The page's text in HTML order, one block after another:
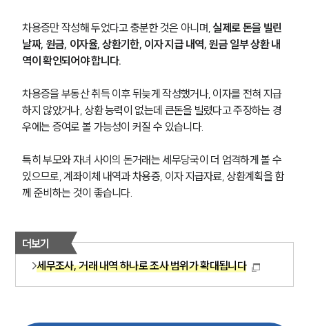
AI대륜
주요 업무사례
사례분석/최신동향
법률정보
고객후기
업무분야
전체
구성원 소개
차용증만 작성해 두었다고 충분한 것은 아니며, 실제로 돈을 빌린
날짜, 원금, 이자율, 상환기한, 이자 지급 내역, 원금 일부 상환 내
역이 확인되어야 합니다.
차용증을 부동산 취득 이후 뒤늦게 작성했거나, 이자를 전혀 지급
하지 않았거나, 상환 능력이 없는데 큰돈을 빌렸다고 주장하는 경
우에는 증여로 볼 가능성이 커질 수 있습니다.
특히 부모와 자녀 사이의 돈거래는 세무당국이 더 엄격하게 볼 수
있으므로, 계좌이체 내역과 차용증, 이자 지급자료, 상환계획을 함
께 준비하는 것이 좋습니다.
더보기
세무조사, 거래 내역 하나로 조사 범위가 확대됩니다